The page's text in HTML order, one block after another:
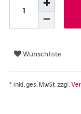
Wunschliste
* inkl. ges. MwSt. zzgl.